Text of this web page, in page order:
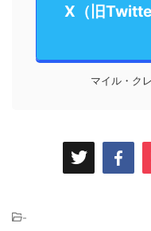
X（旧
マイル・ク
-